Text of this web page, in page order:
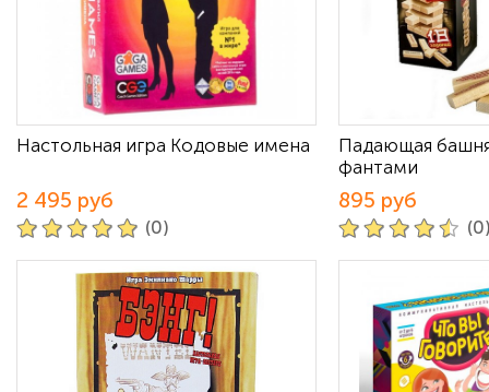
Настольная игра Кодовые имена
2 495 руб
(0)
Падающая
фантами
895 руб